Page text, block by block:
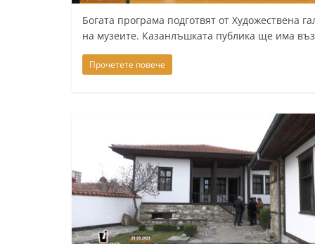
a
k
c
Богата програма подготвят от Художествена
на музеите. Казанлъшката публика ще има
Прочетете повече